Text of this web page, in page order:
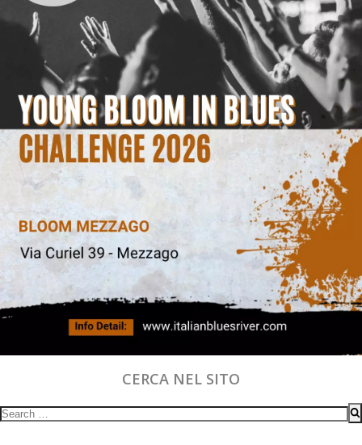
CERCA NEL SITO
Search